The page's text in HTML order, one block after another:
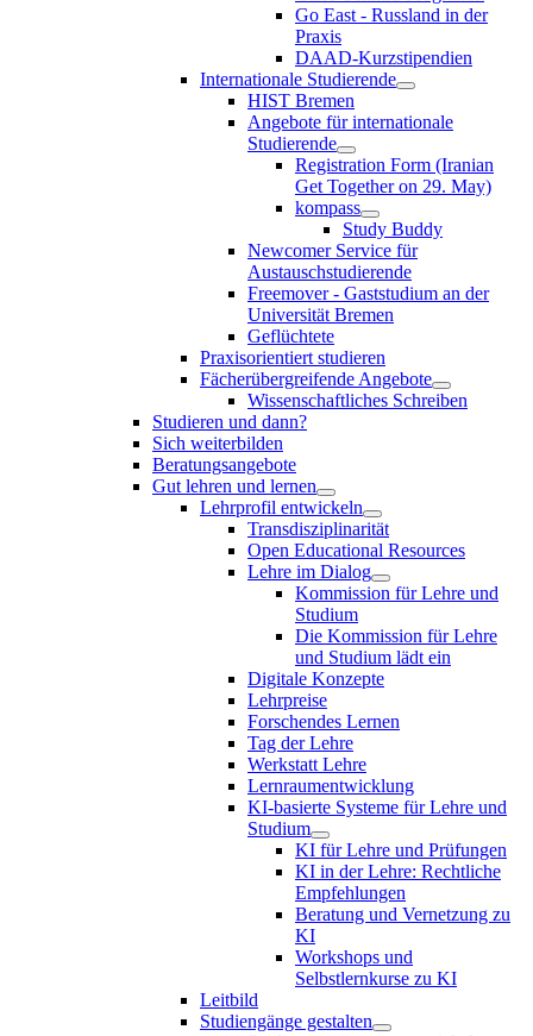
Go East - Russland in der
Praxis
DAAD-Kurzstipendien
Internationale Studierende
HIST Bremen
Angebote für internationale
Studierende
Registration Form (Iranian
Get Together on 29. May)
kompass
Study Buddy
Newcomer Service für
Austauschstudierende
Freemover - Gaststudium an der
Universität Bremen
Geflüchtete
Praxisorientiert studieren
Fächerübergreifende Angebote
Wissenschaftliches Schreiben
Studieren und dann?
Sich weiterbilden
Beratungsangebote
Gut lehren und lernen
Lehrprofil entwickeln
Transdisziplinarität
Open Educational Resources
Lehre im Dialog
Kommission für Lehre und
Studium
Die Kommission für Lehre
und Studium lädt ein
Digitale Konzepte
Lehrpreise
Forschendes Lernen
Tag der Lehre
Werkstatt Lehre
Lernraumentwicklung
KI-basierte Systeme für Lehre und
Studium
KI für Lehre und Prüfungen
KI in der Lehre: Rechtliche
Empfehlungen
Beratung und Vernetzung zu
KI
Workshops und
Selbstlernkurse zu KI
Leitbild
Studiengänge gestalten